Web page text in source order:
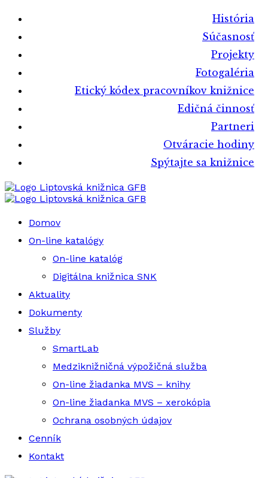
História
Súčasnosť
Projekty
Fotogaléria
Etický kódex pracovníkov knižnice
Edičná činnosť
Partneri
Otváracie hodiny
Spýtajte sa knižnice
Liptovská knižnica GFB
Liptovská knižnica GFB
Domov
On-line katalógy
On-line katalóg
Digitálna knižnica SNK
Aktuality
Dokumenty
Služby
SmartLab
Medziknižničná výpožičná služba
On-line žiadanka MVS – knihy
On-line žiadanka MVS – xerokópia
Ochrana osobných údajov
Cenník
Kontakt